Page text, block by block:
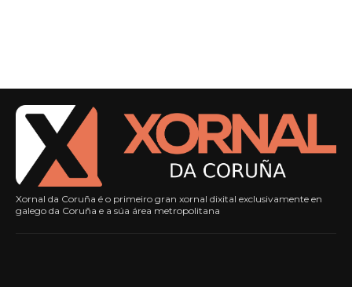
Xornal da Coruña é o primeiro gran xornal dixital exclusivamente en
galego da Coruña e a súa área metropolitana